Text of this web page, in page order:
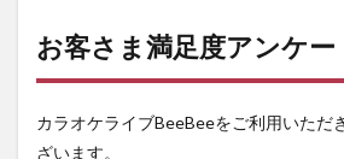
お客さま満足度アンケー
カラオケライブBeeBeeをご利用いただ
ざいます。